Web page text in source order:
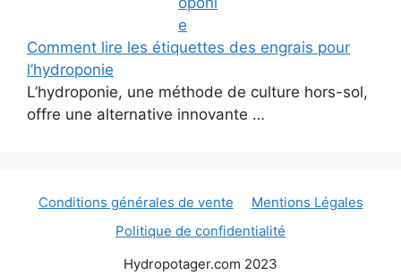
Comment lire les étiquettes des engrais pour
l’hydroponie
L’hydroponie, une méthode de culture hors-sol,
offre une alternative innovante …
Conditions générales de vente
Mentions Légales
Politique de confidentialité
Hydropotager.com 2023